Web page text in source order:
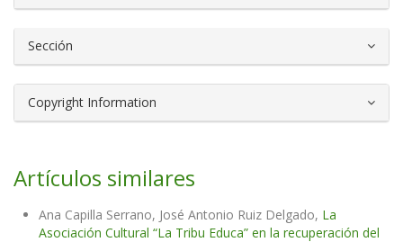
Sección
Copyright Information
Artículos similares
Ana Capilla Serrano, José Antonio Ruiz Delgado, La
Asociación Cultural “La Tribu Educa” en la recuperación del